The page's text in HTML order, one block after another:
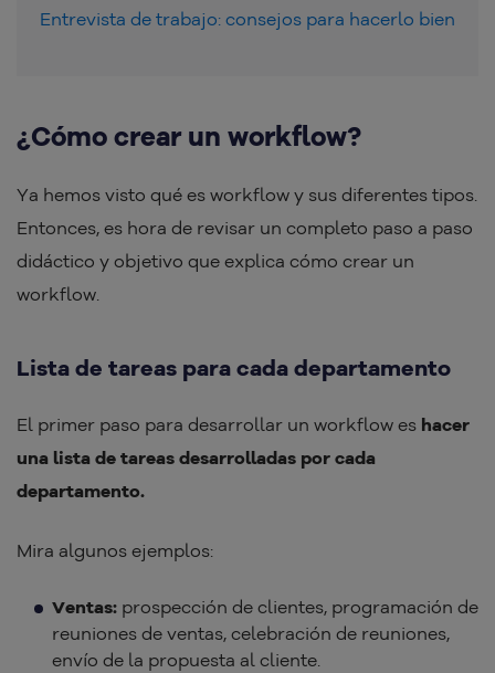
Entrevista de trabajo: consejos para hacerlo bien
¿Cómo crear un workflow?
Ya hemos visto qué es workflow y sus diferentes tipos.
Entonces, es hora de revisar un completo paso a paso
didáctico y objetivo que explica cómo crear un
workflow.
Lista de tareas para cada departamento
El primer paso para desarrollar un workflow es hacer
una lista de tareas desarrolladas por cada
departamento.
Mira algunos ejemplos:
Ventas: prospección de clientes, programación de
reuniones de ventas, celebración de reuniones,
envío de la propuesta al cliente.